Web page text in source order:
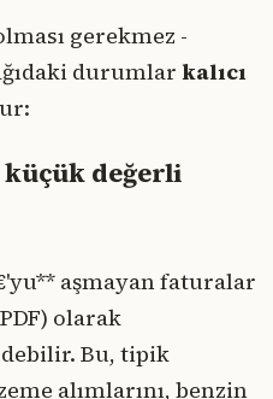
gerekmez -
durumlar kalıcı
küçük değerli
aşmayan faturalar
olarak
Bu, tipik
alımlarını, benzin